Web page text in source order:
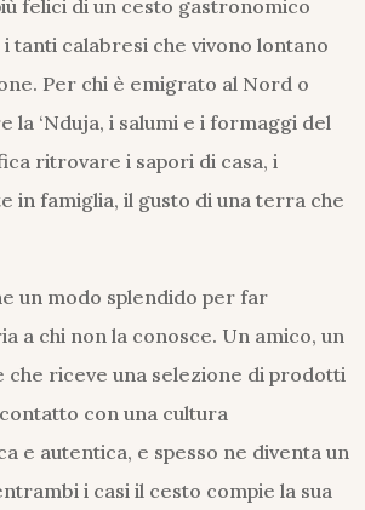
felici di un cesto gastronomico
tanti calabresi che vivono lontano
Per chi è emigrato al Nord o
la ‘Nduja, i salumi e i formaggi del
ritrovare i sapori di casa, i
in famiglia, il gusto di una terra che
un modo splendido per far
a chi non la conosce. Un amico, un
che riceve una selezione di prodotti
con una cultura
e autentica, e spesso ne diventa un
i casi il cesto compie la sua